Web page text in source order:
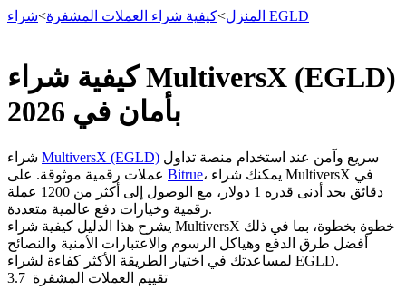
العقود الآجلة
العقود الآجلة USDT
المنزل>كيفية شراء العملات المشفرة> شراء EGLD
كيفية شراء MultiversX (EGLD)
بأمان في 2026
MultiversX (EGLD)
Bitrue، يمكنك شراء MultiversX في
دقائق بحد أدنى قدره 1 دولار، مع الوصول إلى أكثر من 1200 عملة
رقمية وخيارات دفع عالمية متعددة.
يشرح هذا الدليل كيفية شراء MultiversX خطوة بخطوة، بما في ذلك
أفضل طرق الدفع وهياكل الرسوم والاعتبارات الأمنية والنصائح
لمساعدتك في اختيار الطريقة الأكثر كفاءة لشراء EGLD.
تقييم العملات المشفرة 3.7